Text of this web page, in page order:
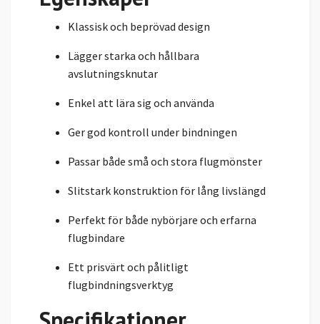
Klassisk och beprövad design
Lägger starka och hållbara
avslutningsknutar
Enkel att lära sig och använda
Ger god kontroll under bindningen
Passar både små och stora flugmönster
Slitstark konstruktion för lång livslängd
Perfekt för både nybörjare och erfarna
flugbindare
Ett prisvärt och pålitligt
flugbindningsverktyg